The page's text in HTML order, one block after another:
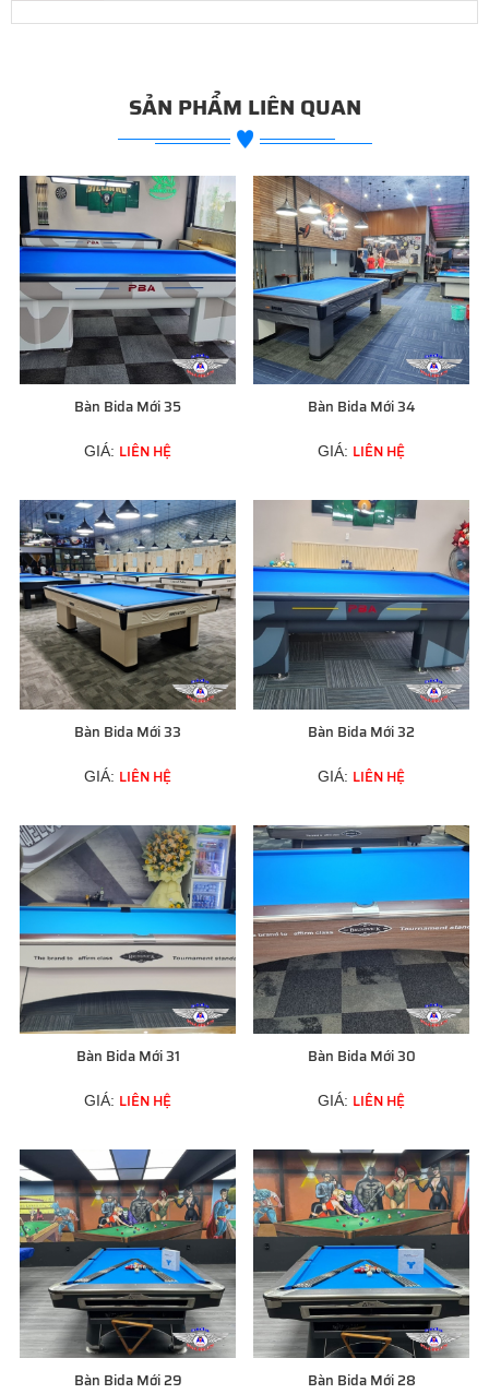
SẢN PHẨM LIÊN QUAN
Bàn Bida Mới 35
GIÁ: LIÊN HỆ
Bàn Bida Mới 34
GIÁ: LIÊN HỆ
Bàn Bida Mới 33
GIÁ: LIÊN HỆ
Bàn Bida Mới 32
GIÁ: LIÊN HỆ
Bàn Bida Mới 31
GIÁ: LIÊN HỆ
Bàn Bida Mới 30
GIÁ: LIÊN HỆ
Bàn Bida Mới 29 Bàn Bida Mới 28